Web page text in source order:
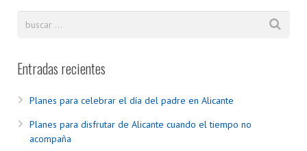
Entradas recientes
Planes para celebrar el día del padre en Alicante
Planes para disfrutar de Alicante cuando el tiempo no
acompaña